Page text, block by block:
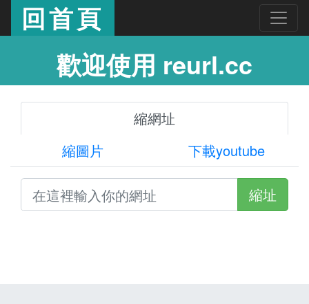
回首頁
歡迎使用 reurl.cc
縮網址
縮圖片
下載youtube
縮址